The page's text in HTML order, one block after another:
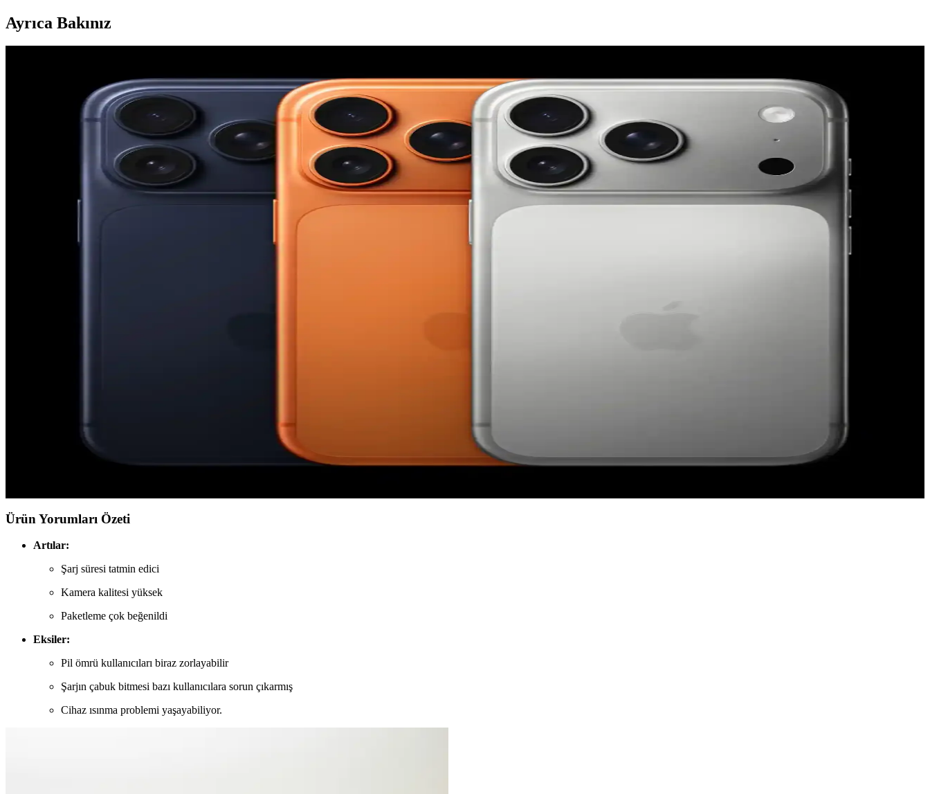
Ayrıca Bakınız
YoungKit iPhone 14 Pro Max kılıfı, dayanıklı malzeme ve şeffaf tasarımıyla üstün koruma sağlar, estetik ve fonksiyonelliği bir arada sunar, çevre dostudur ve manyetik şarj uyumludur.
Apple iPhone 11 Pro Max için şık ve dayanıklı TPU malzemeden koruyucu kılıf
Şeffaf ve renkli tasarımıyla dikkat çeken Case 4U Omega Kapak, dayanıklı TPU malzemeden üretilmiş olup, telefonunuzu estetik ve fonksiyonellik açısından üstün seviyede korur.
iPhone Saat Uygulamasında Tıklama ve Süpürme Hareketlerinin Güç Modlarına Göre Değişimi
iPhone saat uygulamasında saat ibrelerinin hareketi, düşük güç modu aktifken tıklama, normal modda süpürme şeklinde gerçekleşir. Bu değişim ekran yenileme hızı ve pil tasarrufu ile ilişkilidir.
Apple'ın Experience Etkinliği: M5 İşlemcili MacBook, iPhone 17E ve Yeni Kontrol Teknolojileri
Apple'ın Experience etkinliği, M5 işlemcili yeni MacBook modelleri, iPhone 17E ve el-göz hareketleriyle kontrol edilen arayüzler gibi yenilikleri tanıtacak. Etkinlik, Apple teknolojilerinde önemli gelişmeler
Apple'ın Lockdown Modu, iPhone'larda paralı casus yazılım saldırılarına karşı etkili bir güvenlik katmanı sunuyor. Ancak bu mod, tüm saldırı türlerine karşı mutlak koruma sağlamamaktadır.
Apple Watch Series 9 ve sonrası modellerde Precision Finding özelliği yalnızca AirTag 2 ile uyumludur. Orijinal AirTag, yeni U2 çipi ve kamera eksikliği nedeniyle desteklenmemektedir.
iPhone 17 Pro Kullanıcı Deneyimi ve Android'e Geri Dönüş Nedenleri Üzerine Analiz
Ürün Yorumları Özeti
Artılar:
Şarj süresi tatmin edici
Kamera kalitesi yüksek
Paketleme çok beğenildi
Eksiler:
Pil ömrü kullanıcıları biraz zorlayabilir
Şarjın çabuk bitmesi bazı kullanıcılara sorun çıkarmış
Cihaz ısınma problemi yaşayabiliyor.